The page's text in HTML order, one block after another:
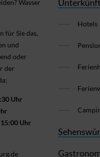
Wasser
für Sie das,
und
oder
der
Uhr
Uhr
Hotels